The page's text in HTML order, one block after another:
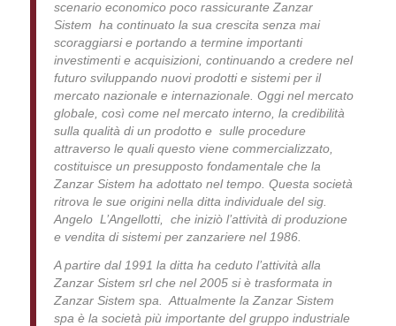
scenario economico poco rassicurante Zanzar
Sistem ha continuato la sua crescita senza mai
scoraggiarsi e portando a termine importanti
investimenti e acquisizioni, continuando a credere nel
futuro sviluppando nuovi prodotti e sistemi per il
mercato nazionale e internazionale. Oggi nel mercato
globale, così come nel mercato interno, la credibilità
sulla qualità di un prodotto e sulle procedure
attraverso le quali questo viene commercializzato,
costituisce un presupposto fondamentale che la
Zanzar Sistem ha adottato nel tempo. Questa società
ritrova le sue origini nella ditta individuale del sig.
Angelo L’Angellotti, che iniziò l’attività di produzione
e vendita di sistemi per zanzariere nel 1986.
A partire dal 1991 la ditta ha ceduto l’attività alla
Zanzar Sistem srl che nel 2005 si è trasformata in
Zanzar Sistem spa. Attualmente la Zanzar Sistem
spa è la società più importante del gruppo industriale